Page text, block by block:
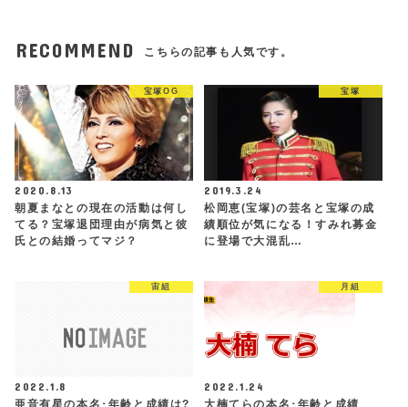
RECOMMEND こちらの記事も人気です。
宝塚OG
2020.8.13
朝夏まなとの現在の活動は何し
てる？宝塚退団理由が病気と彼
氏との結婚ってマジ？
宝塚
2019.3.24
松岡恵(宝塚)の芸名と宝塚の成
績順位が気になる！すみれ募金
に登場で大混乱…
宙組
2022.1.8
亜音有星の本名･年齢と成績は?
月組
2022.1.24
大楠てらの本名･年齢と成績